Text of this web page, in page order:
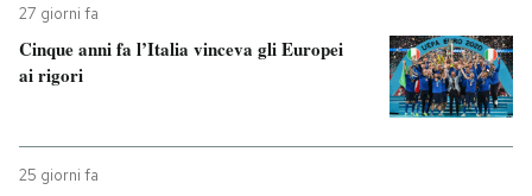
27 giorni fa
Cinque anni fa l’Italia vinceva gli Europei
ai rigori
25 giorni fa